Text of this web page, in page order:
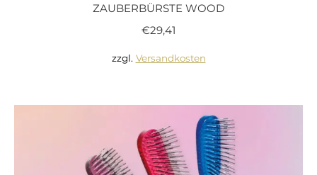
ZAUBERBÜRSTE WOOD
€29,41
zzgl. Versandkosten